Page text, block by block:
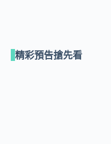
精彩預告搶先看